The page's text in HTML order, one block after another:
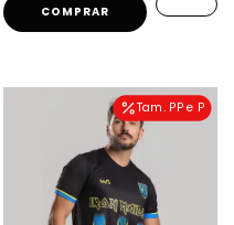
COMPRAR
Tam. PP e P